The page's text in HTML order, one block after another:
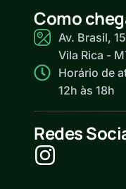
Como
Av. Brasil,
Vila Rica -
Horário de
12h às 18h
Redes